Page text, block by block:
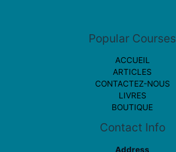
Popular Courses
ACCUEIL
ARTICLES
CONTACTEZ-NOUS
LIVRES
BOUTIQUE
Contact Info
Address